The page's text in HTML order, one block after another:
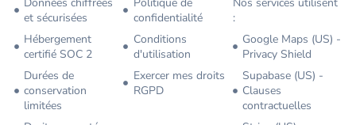
et sécurisées
Hébergement
certifié SOC 2
Durées de
conservation
limitées
confidentialité
Conditions
d'utilisation
Exercer mes droits
RGPD
:
Google Maps (US) -
Privacy Shield
Supabase (US) -
Clauses
contractuelles